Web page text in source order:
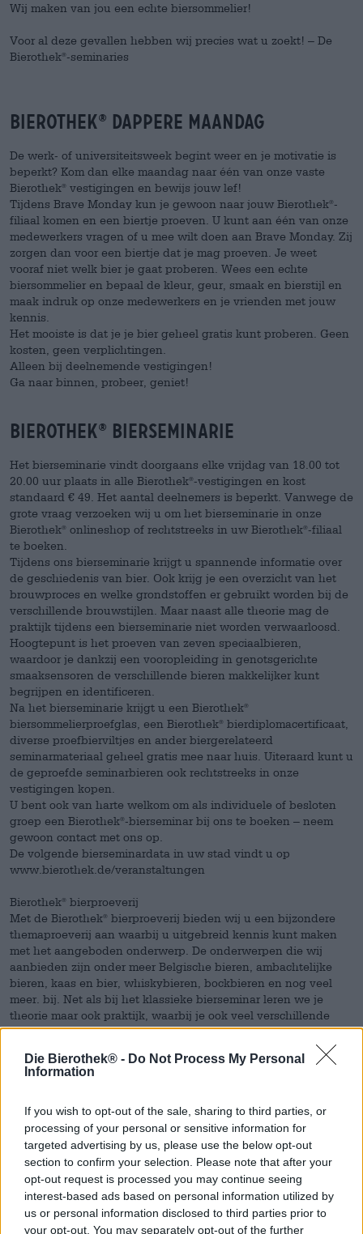
Die Bierothek® - Do Not Process My Personal
Information
If you wish to opt-out of the sale, sharing to third parties, or
processing of your personal or sensitive information for
targeted advertising by us, please use the below opt-out
section to confirm your selection. Please note that after your
opt-out request is processed you may continue seeing
interest-based ads based on personal information utilized by
us or personal information disclosed to third parties prior to
your opt-out. You may separately opt-out of the further
Wij maken van jou een echte biersommelier!
Voor al deze gevallen hebben wij precies wat u zoekt! – De
Bierothek® -seminaries
Bierothek® Dappere maandag
De werk- of universiteitsweek begint weer en je motivatie is
beperkt? Kom dan elke maandag naar één van onze vaste
Bierothek®
vestigingen en bewijs jouw lef!
Tijdens Brave Monday kun je gewoon naar jouw Bierothek® -
filiaal komen en een biertje proeven. U kunt aan één van onze
medewerkers vragen of u mee wilt doen aan Brave Monday. Zij
zorgen dan voor een biertje dat je mag proeven. Je weet
vooraf niet welk bier je gaat proberen. Wees een echte
biersommelier en bepaal de kleur, geur, smaak en bierstijl en
maak indruk op onze medewerkers en je vrienden met jouw
kennis.
Het mooiste is dat je je bier geheel gratis kunt proberen. Geen
kosten, geen verplichtingen.
Alleen bij deelnemende vestigingen!
Ga naar binnen, probeer, geniet!
Bierothek® bierseminarie
Het bierseminarie vindt doorgaans elke vrijdag van 18.00 tot
20.00 uur plaats in alle Bierothek® -vestigingen en kost
standaard € 49. Het aantal deelnemers is beperkt. Vanwege de
grote vraag verzoeken wij u om het bierseminarie in onze
Bierothek® onlineshop of rechtstreeks in uw Bierothek® -filiaal
te boeken.
Tijdens ons bierseminarie krijgt u spannende informatie over
de geschiedenis van bier. Ook krijg je een overzicht van het
brouwproces en welke grondstoffen er gebruikt worden bij de
verschillende brouwstijlen. Maar naast alle theorie mag de
praktijk tijdens een bierseminarie niet worden verwaarloosd.
Hoogtepunt is het proeven van zeven speciaalbieren,
waardoor je dankzij een vooropleiding in genotsgerichte
smaaksensoren de verschillende bieren makkelijker kunt
begrijpen en identificeren.
Na het bierseminarie krijgt u een Bierothek®
biersommelierproefglas, een Bierothek®
bierdiplomacertificaat,
diverse proefbierviltjes en ander biergerelateerd
seminarmateriaal geheel gratis mee naar huis. Uiteraard kunt u
de geproefde seminarbieren ook rechtstreeks in onze
vestigingen kopen.
U bent ook van harte welkom om als individuele of besloten
groep een Bierothek® -bierseminar bij ons te boeken – neem
gewoon contact met ons op.
De volgende bierseminardata in uw stad vindt u op
www.bierothek.de/veranstaltungen
Bierothek®
bierproeverij
Met de Bierothek®
bierproeverij bieden wij u een bijzondere
themaproeverij aan waarbij u uitgebreid kennis kunt maken
met het aangeboden onderwerp. De onderwerpen die wij
aanbieden zijn onder meer Belgische bieren, ambachtelijke
bieren, kaas en bier, whiskybieren, bockbieren en nog veel
meer. bij. Net als bij het klassieke bierseminar leren we je
theorie maar ook praktijk, waarbij je ook veel verschillende
bieren kunt proeven.
U bent ook van harte welkom om als individuele of besloten
groep een Bierothek ®
-bierproeverij bij ons te boeken – neem
gewoon contact met ons op.
Bierothek®brouwseminarie
Tijdens een brouwseminarie kunt u zich verheugen op een
heel bijzondere ervaring. Je dag vindt plaats in een lokale
brouwerij. Hier krijgt u specialistische informatie over de
brouwerij, het brouwproces en andere nuttige theoretische
aspecten. In het praktijkgedeelte kun je genieten van zes